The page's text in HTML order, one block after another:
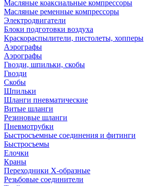
Масляные коаксиальные компрессоры
Масляные ременные компрессоры
Электродвигатели
Блоки подготовки воздуха
Краскораспылители, пистолеты, хопперы
Аэрографы
Аэрографы
Гвозди, шпильки, скобы
Гвозди
Скобы
Шпильки
Шланги пневматические
Витые шланги
Резиновые шланги
Пневмотрубки
Быстросъемные соединения и фитинги
Быстросъемы
Елочки
Краны
Переходники Х-образные
Резьбовые соединители